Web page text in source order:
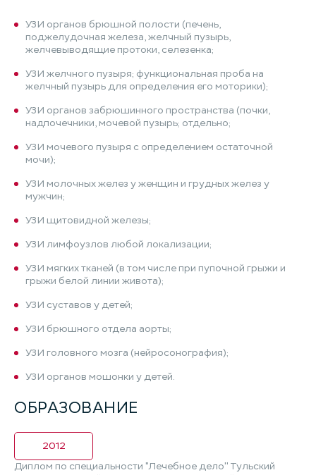
УЗИ органов брюшной полости (печень,
поджелудочная железа, желчный пузырь,
желчевыводящие протоки, селезенка;
УЗИ желчного пузыря; функциональная проба на
желчный пузырь для определения его моторики);
УЗИ органов забрюшинного пространства (почки,
надпочечники, мочевой пузырь; отдельно;
УЗИ мочевого пузыря с определением остаточной
мочи);
УЗИ молочных желез у женщин и грудных желез у
мужчин;
УЗИ щитовидной железы;
УЗИ лимфоузлов любой локализации;
УЗИ мягких тканей (в том числе при пупочной грыжи и
грыжи белой линии живота);
УЗИ суставов у детей;
УЗИ брюшного отдела аорты;
УЗИ головного мозга (нейросонография);
УЗИ органов мошонки у детей.
ОБРАЗОВАНИЕ
2012
Диплом по специальности "Лечебное дело'' Тульский